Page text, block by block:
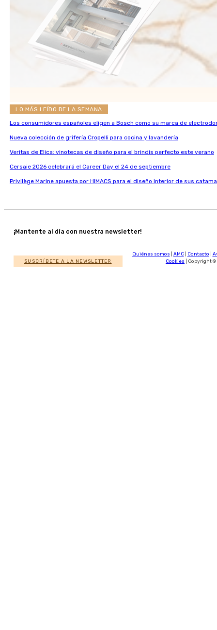
LO MÁS LEÍDO DE LA SEMANA
Los consumidores españoles eligen a Bosch como su marca de
Nueva colección de grifería Cropelli para cocina y lavandería
Veritas de Elica: vinotecas de diseño para el brindis perfecto este verano
Cersaie 2026 celebrará el Career Day el 24 de septiembre
Privilège Marine apuesta por HIMACS para el diseño interior de sus
¡Mantente al día con nuestra newsletter!
SUSCRÍBETE A LA NEWSLETTER
Quiénes somos AMC| Contacto
Cookies | Copyright